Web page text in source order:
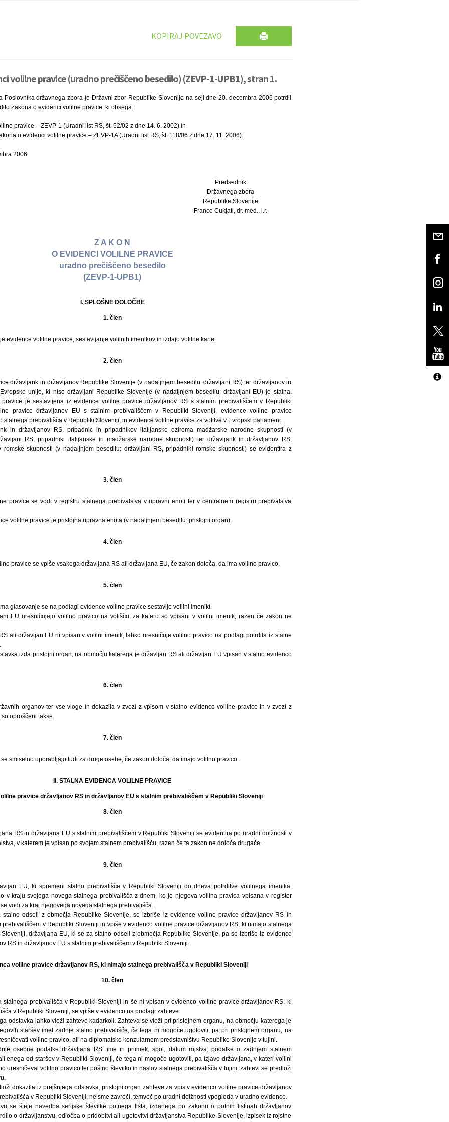
KOPIRAJ POVEZAVO
volilne pravice (uradno prečiščeno besedilo) (ZEVP-1-UPB1), stran 1.
Poslovnika državnega zbora je Državni zbor Republike Slovenije na seji dne 20. decembra 2006 potrdil
Zakona o evidenci volilne pravice, ki obsega:
pravice – ZEVP-1 (Uradni list RS, št. 52/02 z dne 14. 6. 2002) in
o evidenci volilne pravice – ZEVP-1A (Uradni list RS, št. 118/06 z dne 17. 11. 2006).
2006
Predsednik
Državnega zbora
Republike Slovenije
France Cukjati, dr. med., l.r.
Z A K O N
O EVIDENCI VOLILNE PRAVICE
uradno prečiščeno besedilo
(ZEVP-1-UPB1)
I. SPLOŠNE DOLOČBE
1. člen
evidence volilne pravice, sestavljanje volilnih imenikov in izdajo volilne karte.
2. člen
državljank in državljanov Republike Slovenije (v nadaljnjem besedilu: državljani RS) ter državljanov in
unije, ki niso državljani Republike Slovenije (v nadaljnjem besedilu: državljani EU) je stalna.
je sestavljena iz evidence volilne pravice državljanov RS s stalnim prebivališčem v Republiki
pravice državljanov EU s stalnim prebivališčem v Republiki Sloveniji, evidence volilne pravice
stalnega prebivališča v Republiki Sloveniji, in evidence volilne pravice za volitve v Evropski parlament.
in državljanov RS, pripadnic in pripadnikov italijanske oziroma madžarske narodne skupnosti (v
RS, pripadniki italijanske in madžarske narodne skupnosti) ter državljank in državljanov RS,
romske skupnosti (v nadaljnjem besedilu: državljani RS, pripadniki romske skupnosti) se evidentira z
3. člen
pravice se vodi v registru stalnega prebivalstva v upravni enoti ter v centralnem registru prebivalstva
volilne pravice je pristojna upravna enota (v nadaljnjem besedilu: pristojni organ).
4. člen
pravice se vpiše vsakega državljana RS ali državljana EU, če zakon določa, da ima volilno pravico.
5. člen
glasovanje se na podlagi evidence volilne pravice sestavijo volilni imeniki.
EU uresničujejo volilno pravico na volišču, za katero so vpisani v volilni imenik, razen če zakon ne
ali državljan EU ni vpisan v volilni imenik, lahko uresničuje volilno pravico na podlagi potrdila iz stalne
izda pristojni organ, na območju katerega je državljan RS ali državljan EU vpisan v stalno evidenco
6. člen
organov ter vse vloge in dokazila v zvezi z vpisom v stalno evidenco volilne pravice in v zvezi z
oproščeni takse.
7. člen
smiselno uporabljajo tudi za druge osebe, če zakon določa, da imajo volilno pravico.
II. STALNA EVIDENCA VOLILNE PRAVICE
pravice državljanov RS in državljanov EU s stalnim prebivališčem v Republiki Sloveniji
8. člen
RS in državljana EU s stalnim prebivališčem v Republiki Sloveniji se evidentira po uradni dolžnosti v
v katerem je vpisan po svojem stalnem prebivališču, razen če ta zakon ne določa drugače.
9. člen
EU, ki spremeni stalno prebivališče v Republiki Sloveniji do dneva potrditve volilnega imenika,
v kraju svojega novega stalnega prebivališča z dnem, ko je njegova volilna pravica vpisana v register
vodi za kraj njegovega novega stalnega prebivališča.
odseli z območja Republike Slovenije, se izbriše iz evidence volilne pravice državljanov RS in
prebivališčem v Republiki Sloveniji in vpiše v evidenco volilne pravice državljanov RS, ki nimajo stalnega
državljana EU, ki se za stalno odseli z območja Republike Slovenije, pa se izbriše iz evidence
RS in državljanov EU s stalnim prebivališčem v Republiki Sloveniji.
volilne pravice državljanov RS, ki nimajo stalnega prebivališča v Republiki Sloveniji
10. člen
stalnega prebivališča v Republiki Sloveniji in še ni vpisan v evidenco volilne pravice državljanov RS, ki
v Republiki Sloveniji, se vpiše v evidenco na podlagi zahteve.
odstavka lahko vloži zahtevo kadarkoli. Zahteva se vloži pri pristojnem organu, na območju katerega je
staršev imel zadnje stalno prebivališče, če tega ni mogoče ugotoviti, pa pri pristojnem organu, na
volilno pravico, ali na diplomatsko konzularnem predstavništvu Republike Slovenije v tujini.
osebne podatke državljana RS: ime in priimek, spol, datum rojstva, podatke o zadnjem stalnem
enega od staršev v Republiki Sloveniji, če tega ni mogoče ugotoviti, pa izjavo državljana, v kateri volilni
uresničeval volilno pravico ter poštno številko in naslov stalnega prebivališča v tujini; zahtevi se predloži
dokazila iz prejšnjega odstavka, pristojni organ zahteve za vpis v evidenco volilne pravice državljanov
v Republiki Sloveniji, ne sme zavreči, temveč po uradni dolžnosti vpogleda v uradno evidenco.
se šteje navedba serijske številke potnega lista, izdanega po zakonu o potnih listinah državljanov
o državljanstvu, odločba o pridobitvi ali ugotovitvi državljanstva Republike Slovenije, izpisek iz rojstne